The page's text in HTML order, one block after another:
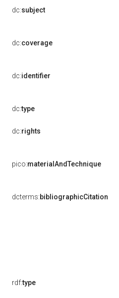
dc:subject
dc:coverage
dc:identifier
dc:type
dc:rights
pico:materialAndTechnique
dcterms:bibliographicCitation
rdf:type